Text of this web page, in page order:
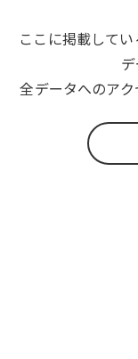
ここに掲載して
全データへのア